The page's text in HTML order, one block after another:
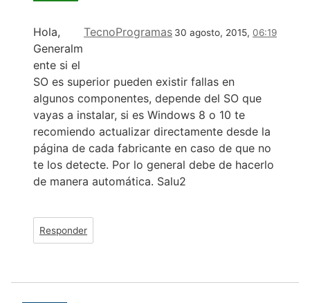
TecnoProgramas 30 agosto, 2015, 06:19
Hola,
Generalm
ente si el
SO es superior pueden existir fallas en
algunos componentes, depende del SO que
vayas a instalar, si es Windows 8 o 10 te
recomiendo actualizar directamente desde la
página de cada fabricante en caso de que no
te los detecte. Por lo general debe de hacerlo
de manera automática. Salu2
Responder